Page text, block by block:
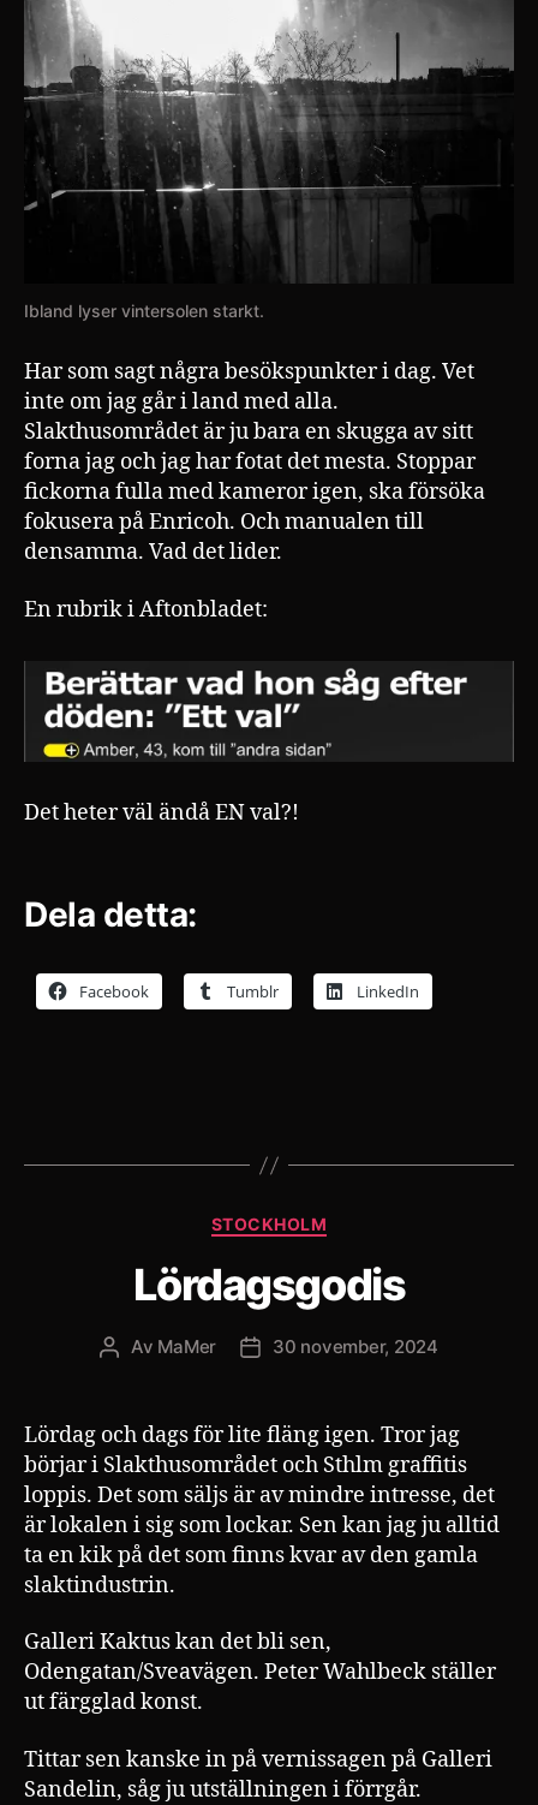
Ibland lyser vintersolen starkt.
Har som sagt några besökspunkter i dag. Vet
inte om jag går i land med alla.
Slakthusområdet är ju bara en skugga av sitt
forna jag och jag har fotat det mesta. Stoppar
fickorna fulla med kameror igen, ska försöka
fokusera på Enricoh. Och manualen till
densamma. Vad det lider.
En rubrik i Aftonbladet:
Det heter väl ändå EN val?!
Dela detta:
Facebook Tumblr LinkedIn
Kategorier
STOCKHOLM
Lördagsgodis
Inläggsförfattare
Av MaMer Inläggsdatum
30 november, 2024
Lördag och dags för lite fläng igen. Tror jag
börjar i Slakthusområdet och Sthlm graffitis
loppis. Det som säljs är av mindre intresse, det
är lokalen i sig som lockar. Sen kan jag ju alltid
ta en kik på det som finns kvar av den gamla
slaktindustrin.
Galleri Kaktus kan det bli sen,
Odengatan/Sveavägen. Peter Wahlbeck ställer
ut färgglad konst.
Tittar sen kanske in på vernissagen på Galleri
Sandelin, såg ju utställningen i förrgår.